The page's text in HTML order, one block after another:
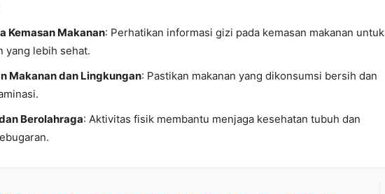
Kemasan Makanan: Perhatikan informasi gizi pada kemasan makanan untuk
yang lebih sehat.
Makanan dan Lingkungan: Pastikan makanan yang dikonsumsi bersih dan
Berolahraga: Aktivitas fisik membantu menjaga kesehatan tubuh dan